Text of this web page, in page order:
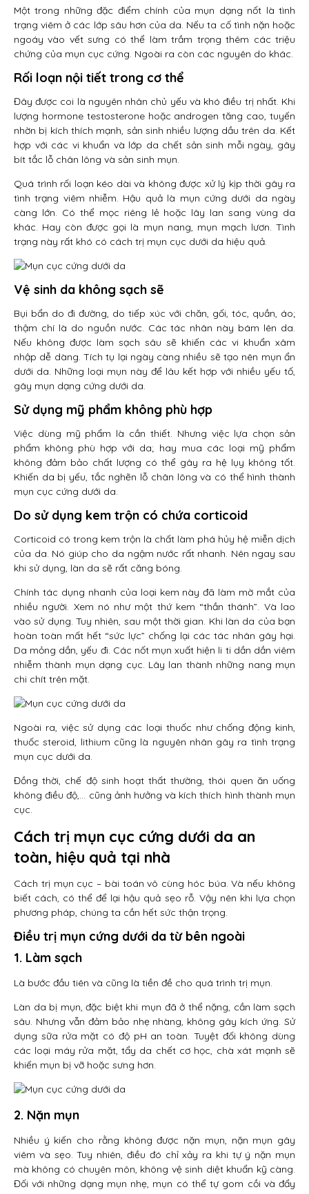
Một trong những đặc điểm chính của mụn dạng nốt là tình
trạng viêm ở các lớp sâu hơn của da. Nếu ta cố tình nặn hoặc
ngoáy vào vết sưng có thể làm trầm trọng thêm các triệu
chứng của mụn cục cứng. Ngoài ra còn các nguyên do khác.
Rối loạn nội tiết trong cơ thể
Đây được coi là nguyên nhân chủ yếu và khó điều trị nhất. Khi
lượng hormone testosterone hoặc androgen tăng cao, tuyến
nhờn bị kích thích mạnh, sản sinh nhiều lượng dầu trên da. Kết
hợp với các vi khuẩn và lớp da chết sản sinh mỗi ngày, gây
bít tắc lỗ chân lông và sản sinh mụn.
Quá trình rối loạn kéo dài và không được xử lý kịp thời gây ra
tình trạng viêm nhiễm. Hậu quả là mụn cứng dưới da ngày
càng lớn. Có thể mọc riêng lẻ hoặc lây lan sang vùng da
khác. Hay còn được gọi là mụn nang, mụn mạch lươn. Tình
trạng này rất khó có cách trị mụn cục dưới da hiệu quả.
Vệ sinh da không sạch sẽ
Bụi bẩn do đi đường, do tiếp xúc với chăn, gối, tóc, quần, áo;
thậm chí là do nguồn nước. Các tác nhân này bám lên da.
Nếu không được làm sạch sâu sẽ khiến các vi khuẩn xâm
nhập dễ dàng. Tích tụ lại ngày càng nhiều sẽ tạo nên mụn ẩn
dưới da. Những loại mụn này để lâu kết hợp với nhiều yếu tố,
gây mụn dạng cứng dưới da.
Sử dụng mỹ phẩm không phù hợp
Việc dùng mỹ phẩm là cần thiết. Nhưng việc lựa chọn sản
phẩm không phù hợp với da; hay mua các loại mỹ phẩm
không đảm bảo chất lượng có thể gây ra hệ lụy không tốt.
Khiến da bị yếu, tắc nghẽn lỗ chân lông và có thể hình thành
mụn cục cứng dưới da.
Do sử dụng kem trộn có chứa corticoid
Corticoid có trong kem trộn là chất làm phá hủy hệ miễn dịch
của da. Nó giúp cho da ngậm nước rất nhanh. Nên ngay sau
khi sử dụng, làn da sẽ rất căng bóng.
Chính tác dụng nhanh của loại kem này đã làm mờ mắt của
nhiều người. Xem nó như một thứ kem “thần thánh”. Và lao
vào sử dụng. Tuy nhiên, sau một thời gian. Khi làn da của bạn
hoàn toàn mất hết “sức lực” chống lại các tác nhân gây hại.
Da mỏng dần, yếu đi. Các nốt mụn xuất hiện li ti dần dần viêm
nhiễm thành mụn dạng cục. Lây lan thành những nang mụn
chi chít trên mặt.
Ngoài ra, việc sử dụng các loại thuốc như chống động kinh,
thuốc steroid, lithium cũng là nguyên nhân gây ra tình trạng
mụn cục dưới da.
Đồng thời, chế độ sinh hoạt thất thường, thói quen ăn uống
không điều độ,… cũng ảnh hưởng và kích thích hình thành mụn
cục.
Cách trị mụn cục cứng dưới da an
toàn, hiệu quả tại nhà
Cách trị mụn cục – bài toán vô cùng hóc búa. Và nếu không
biết cách, có thể để lại hậu quả sẹo rỗ. Vậy nên khi lựa chọn
phương pháp, chúng ta cần hết sức thận trọng.
Điều trị mụn cứng dưới da từ bên ngoài
1. Làm sạch
Là bước đầu tiên và cũng là tiền đề cho quá trình trị mụn.
Làn da bị mụn, đặc biệt khi mụn đã ở thể nặng, cần làm sạch
sâu. Nhưng vẫn đảm bảo nhẹ nhàng, không gây kích ứng. Sử
dụng sữa rửa mặt có độ pH an toàn. Tuyệt đối không dùng
các loại máy rửa mặt, tẩy da chết cơ học, chà xát mạnh sẽ
khiến mụn bị vỡ hoặc sưng hơn.
2. Nặn mụn
Nhiều ý kiến cho rằng không được nặn mụn, nặn mụn gây
viêm và sẹo. Tuy nhiên, điều đó chỉ xảy ra khi tự ý nặn mụn
mà không có chuyên môn, không vệ sinh diệt khuẩn kỹ càng.
Đối với những dạng mụn nhẹ, mụn có thể tự gom cồi và đẩy